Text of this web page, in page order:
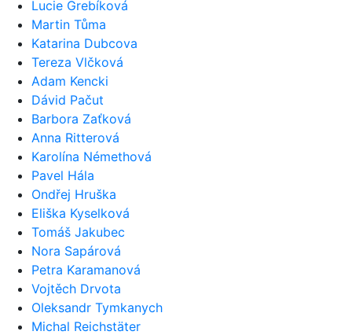
Lucie Grebíková
Martin Tůma
Katarina Dubcova
Tereza Vlčková
Adam Kencki
Dávid Pačut
Barbora Zaťková
Anna Ritterová
Karolína Némethová
Pavel Hála
Ondřej Hruška
Eliška Kyselková
Tomáš Jakubec
Nora Sapárová
Petra Karamanová
Vojtěch Drvota
Oleksandr Tymkanych
Michal Reichstäter